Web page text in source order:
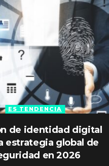
ES TENDENCIA
de identidad digital
estrategia global de
en 2026